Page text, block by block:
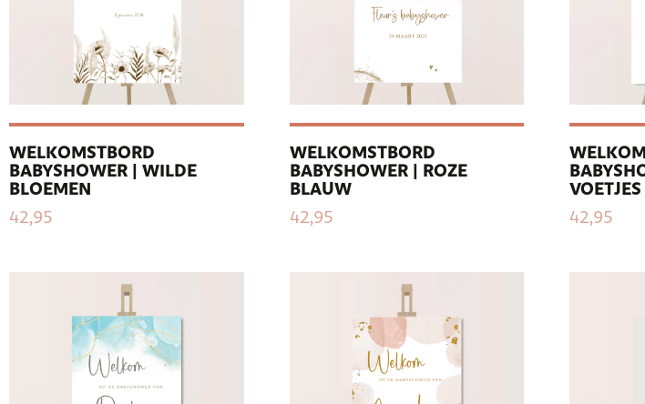
WELKOMSTBORD
BABYSHOWER | WILDE
BLOEMEN
42,95
WELKOMSTBORD
BABYSHOWER | ROZE
BLAUW
42,95
VOETJES
42,95